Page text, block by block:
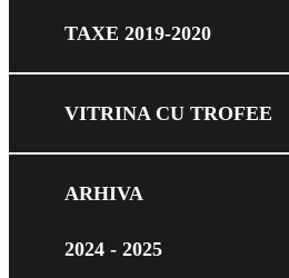
TAXE 2019-2020
VITRINA CU TROFEE
ARHIVA
2024 - 2025